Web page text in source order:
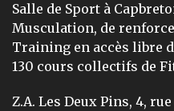
Salle de Sport à
Musculation, de
Training en accès libre
130 cours collectifs de
Z.A. Les Deux Pins, 4,